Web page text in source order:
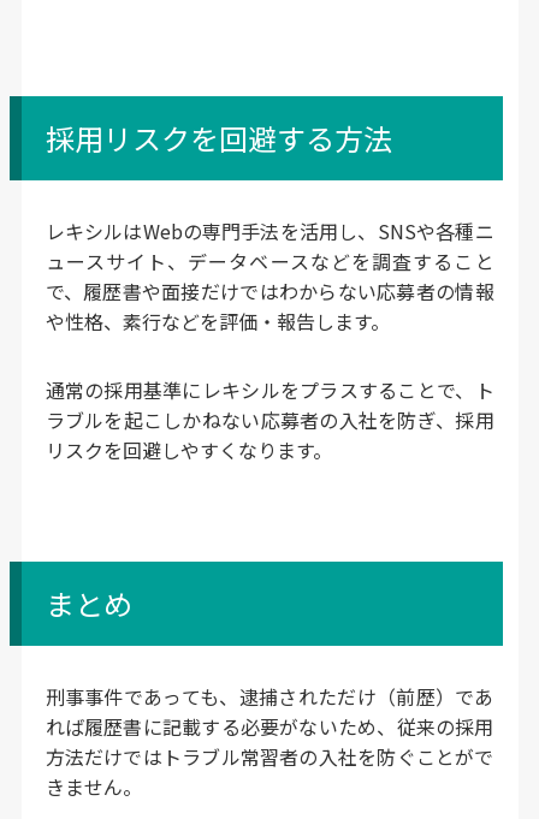
採用リスクを回避する方法
レキシルはWebの専門手法を活用し、SNSや各種ニ
ュースサイト、データベースなどを調査すること
で、履歴書や面接だけではわからない応募者の情報
や性格、素行などを評価・報告します。
通常の採用基準にレキシルをプラスすることで、ト
ラブルを起こしかねない応募者の入社を防ぎ、採用
リスクを回避しやすくなります。
まとめ
刑事事件であっても、逮捕されただけ（前歴）であ
れば履歴書に記載する必要がないため、従来の採用
方法だけではトラブル常習者の入社を防ぐことがで
きません。